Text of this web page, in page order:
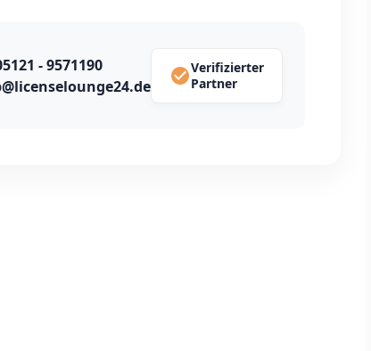
- 9571190
Verifizierter
Partner